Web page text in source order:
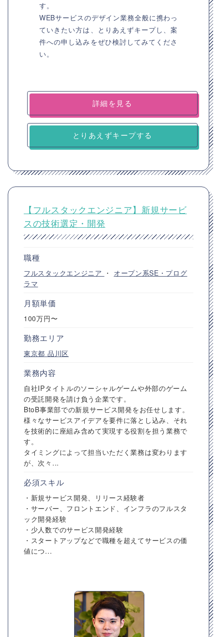
す。
WEBサービスのデザイン業務全般に携わっ
ていきたい方は、とりあえずキープし、案
件への申し込みをぜひ検討してみてくださ
い。
詳細を見る
とりあえずキープする
【フルスタックエンジニア】新規サービ
スの技術選定・開発
職種
フルスタックエンジニア ・ オープン系SE・プログ
ラマ
月額単価
100万円〜
勤務エリア
東京都 品川区
業務内容
自社IPタイトルのソーシャルゲームや外部のゲーム
の受託開発を請け負う企業です。
BtoB事業部での新規サービス開発をお任せします。
様々なサービスアイデアを要件に落とし込み、それ
を技術的に座組み含めて実現する役割を担う業務で
す。
タイミングによって担当いただく業務は変わります
が、次々...
必須スキル
・新規サービス開発、リリース経験者
・サーバー、フロントエンド、インフラのフルスタ
ック開発経験
・少人数でのサービス開発経験
・スタートアップなどで職種を超えてサービスの価
値につ...